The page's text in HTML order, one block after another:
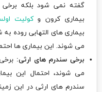
گفته نمی شود بلکه
بیماری کرون وکولیت
بیماری های التهابی روده
می شوند. این بیماری ها
برخی سندرم های ارثی:
می شوند، احتمال این
سندرم های ارثی در این